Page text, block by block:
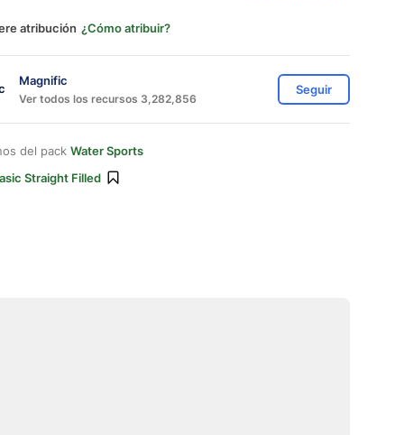
atribución ¿Cómo atribuir?
Magnific
Ver todos los recursos 3,282,856
Seguir
del pack Water Sports
Straight Filled